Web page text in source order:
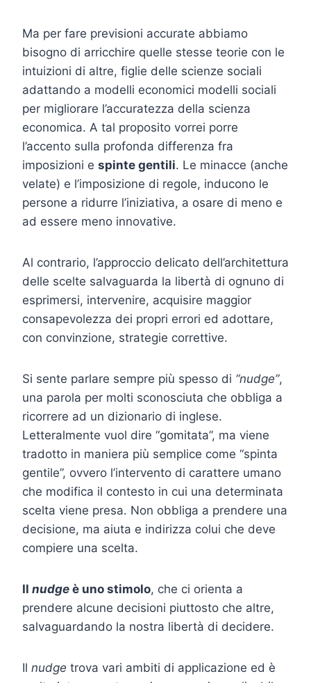
Ma per fare previsioni accurate abbiamo
bisogno di arricchire quelle stesse teorie con le
intuizioni di altre, figlie delle scienze sociali
adattando a modelli economici modelli sociali
per migliorare l’accuratezza della scienza
economica. A tal proposito vorrei porre
l’accento sulla profonda differenza fra
imposizioni e spinte gentili. Le minacce (anche
velate) e l’imposizione di regole, inducono le
persone a ridurre l’iniziativa, a osare di meno e
ad essere meno innovative.
Al contrario, l’approccio delicato dell’architettura
delle scelte salvaguarda la libertà di ognuno di
esprimersi, intervenire, acquisire maggior
consapevolezza dei propri errori ed adottare,
con convinzione, strategie correttive.
Si sente parlare sempre più spesso di “nudge”,
una parola per molti sconosciuta che obbliga a
ricorrere ad un dizionario di inglese.
Letteralmente vuol dire “gomitata”, ma viene
tradotto in maniera più semplice come “spinta
gentile”, ovvero l’intervento di carattere umano
che modifica il contesto in cui una determinata
scelta viene presa. Non obbliga a prendere una
decisione, ma aiuta e indirizza colui che deve
compiere una scelta.
Il nudge è uno stimolo, che ci orienta a
prendere alcune decisioni piuttosto che altre,
salvaguardando la nostra libertà di decidere.
Il nudge trova vari ambiti di applicazione ed è